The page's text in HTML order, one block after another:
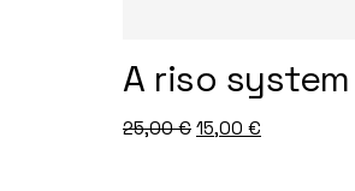
A riso
25,00€ 15,00 €